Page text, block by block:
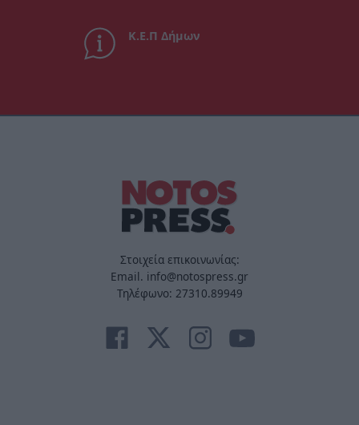
Κ.Ε.Π Δήμων
Στοιχεία επικοινωνίας:
Email. info@notospress.gr
Τηλέφωνο: 27310.89949